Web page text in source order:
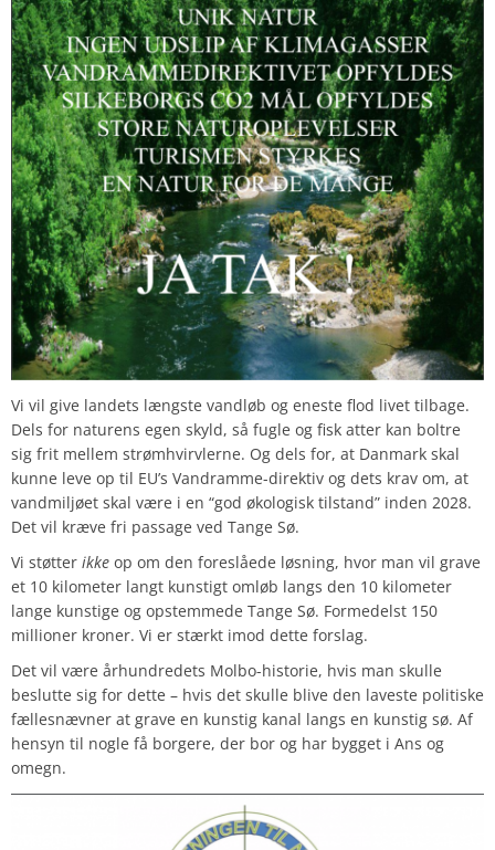
Vi vil give landets længste vandløb og eneste flod livet tilbage.
Dels for naturens egen skyld, så fugle og fisk atter kan boltre
sig frit mellem strømhvirvlerne. Og dels for, at Danmark skal
kunne leve op til EU’s Vandramme-direktiv og dets krav om, at
vandmiljøet skal være i en “god økologisk tilstand” inden 2028.
Det vil kræve fri passage ved Tange Sø.
Vi støtter ikke op om den foreslåede løsning, hvor man vil grave
et 10 kilometer langt kunstigt omløb langs den 10 kilometer
lange kunstige og opstemmede Tange Sø. Formedelst 150
millioner kroner. Vi er stærkt imod dette forslag.
Det vil være århundredets Molbo-historie, hvis man skulle
beslutte sig for dette – hvis det skulle blive den laveste politiske
fællesnævner at grave en kunstig kanal langs en kunstig sø. Af
hensyn til nogle få borgere, der bor og har bygget i Ans og
omegn.